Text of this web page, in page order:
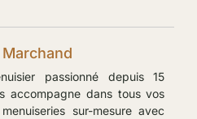
passionné depuis 15
accompagne dans tous vos
sur-mesure avec